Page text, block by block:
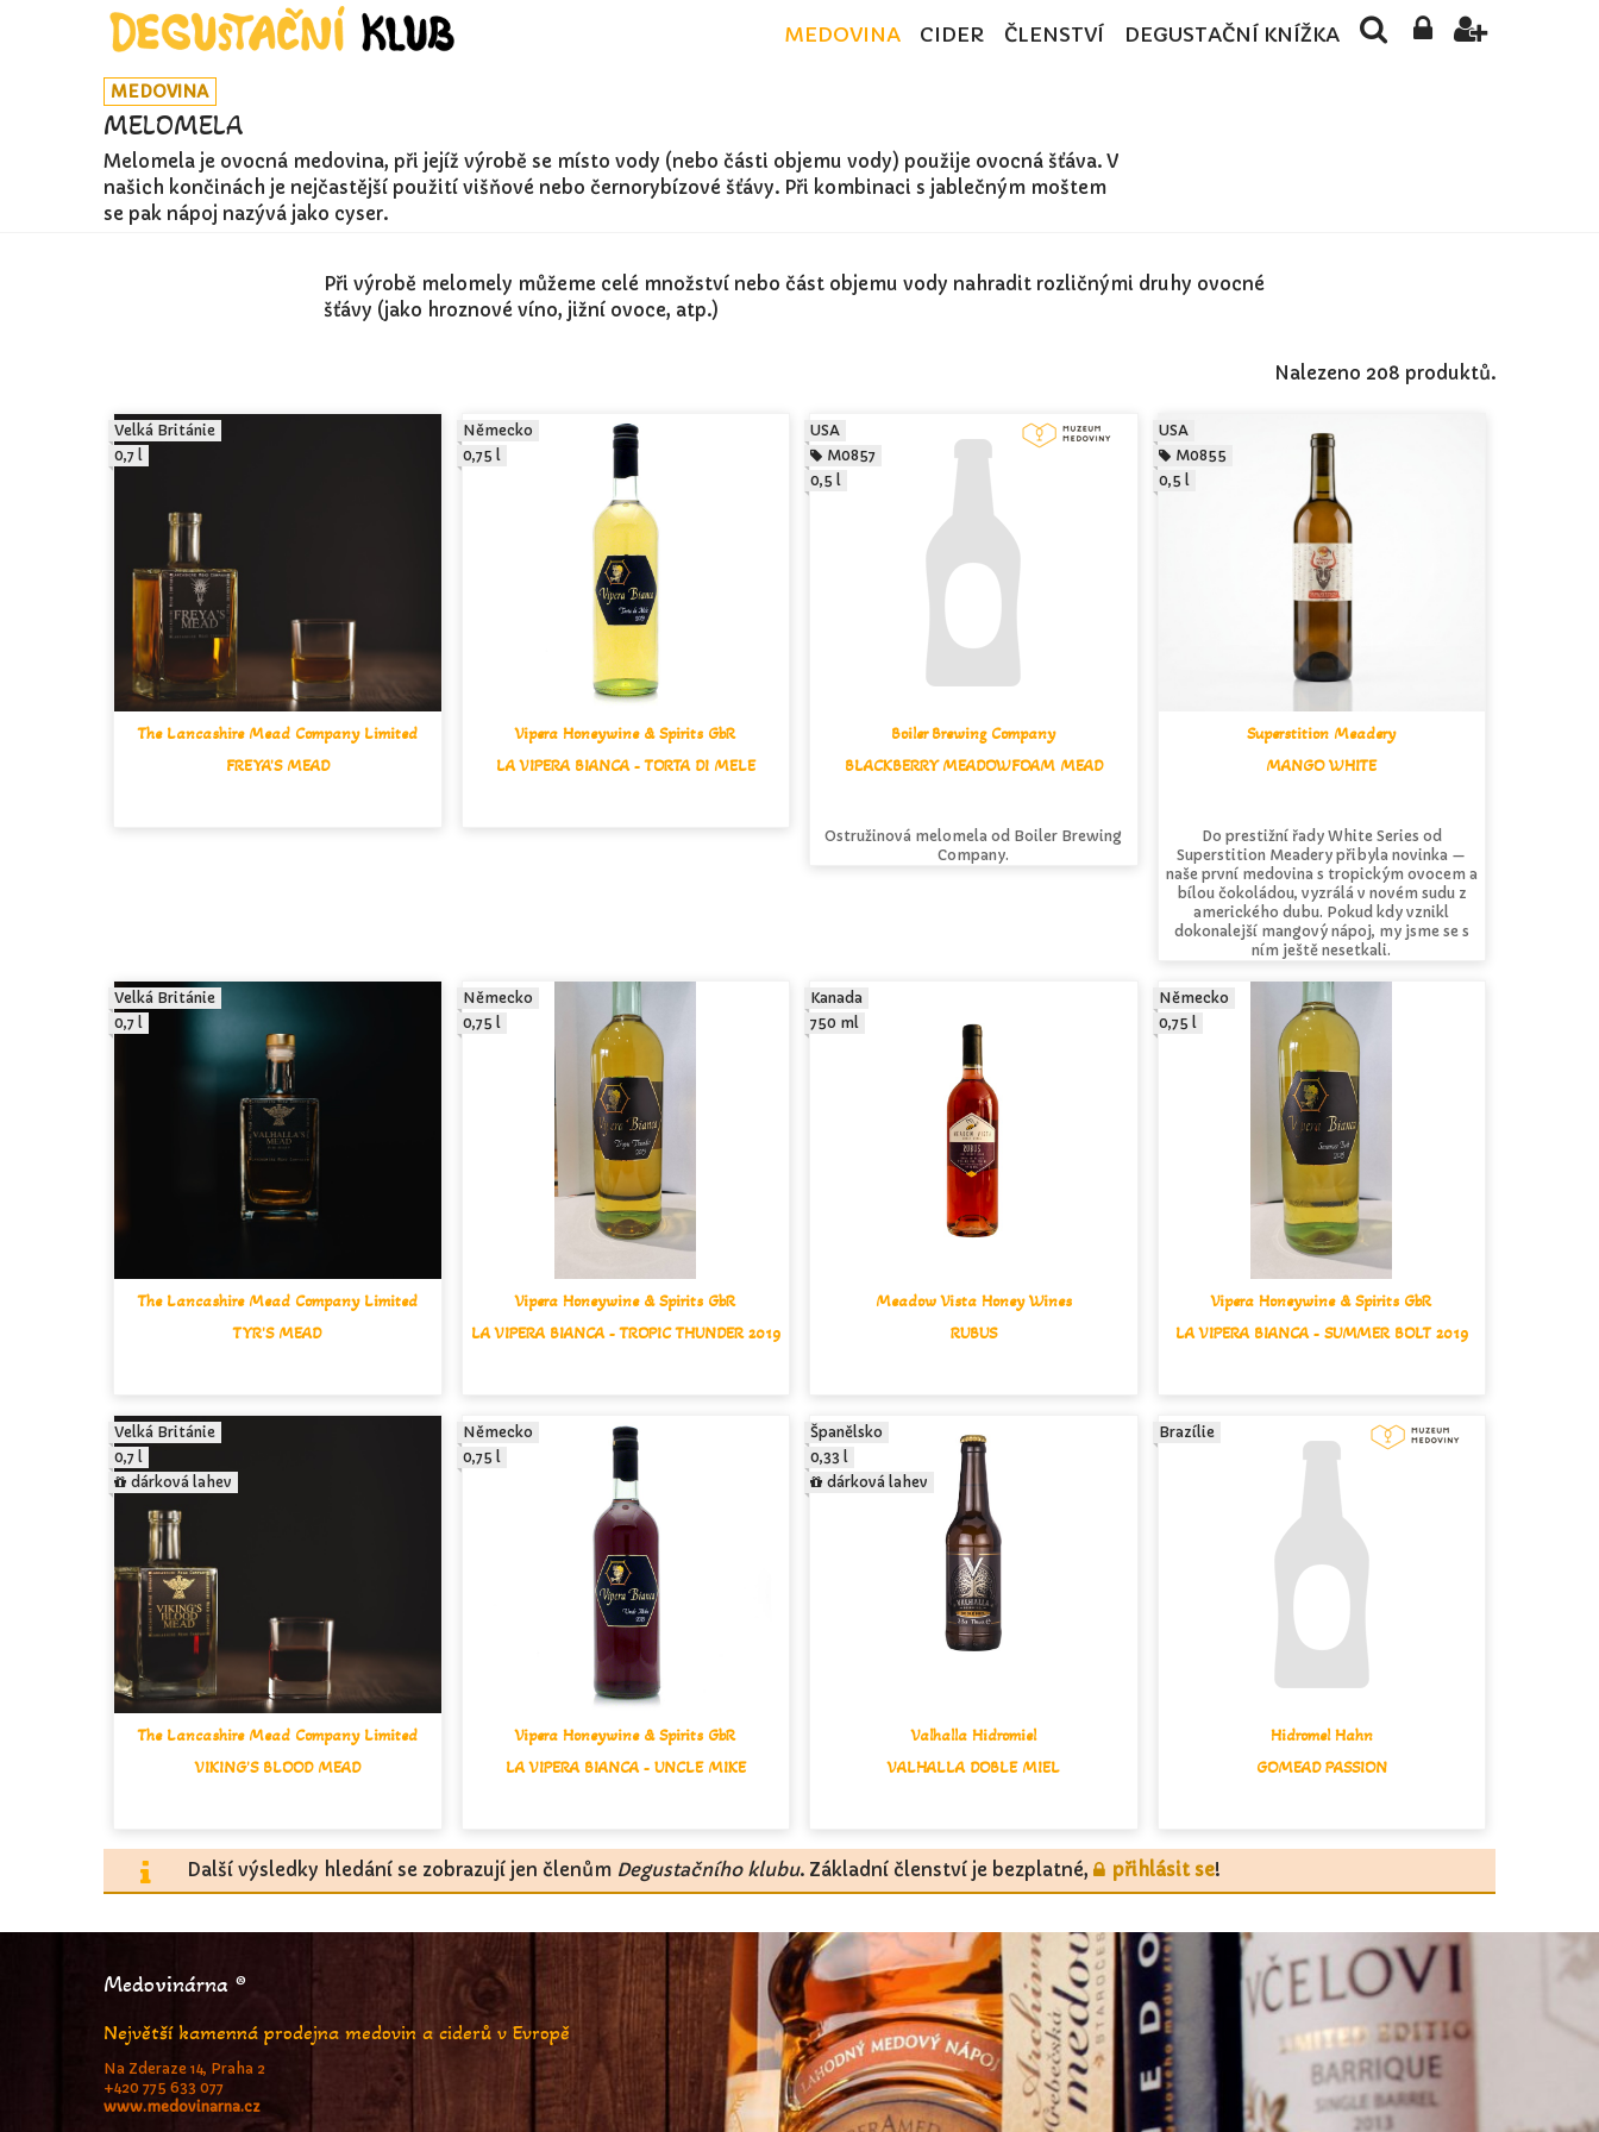
MEDOVINA CIDER ČLENSTVÍ DEGUSTAČNÍ KNÍŽKA
MEDOVINA
MELOMELA
Melomela je ovocná medovina, při jejíž výrobě se místo vody (nebo části objemu vody) použije ovocná šťáva. V
našich končinách je nejčastější použití višňové nebo černorybízové šťávy. Při kombinaci s jablečným moštem
se pak nápoj nazývá jako cyser.
Při výrobě melomely můžeme celé množství nebo část objemu vody nahradit rozličnými druhy ovocné
šťávy (jako hroznové víno, jižní ovoce, atp.)
Nalezeno 208 produktů.
The Lancashire Mead Company Limited
FREYA'S MEAD
Velká Británie
0,7 l
Vipera Honeywine & Spirits GbR
LA VIPERA BIANCA - TORTA DI MELE
Německo
0,75 l
Boiler Brewing Company
BLACKBERRY MEADOWFOAM MEAD
Ostružinová melomela od Boiler Brewing
Company.
USA
M0857
0,5 l
Superstition Meadery
MANGO WHITE
Do prestižní řady White Series od
Superstition Meadery přibyla novinka —
naše první medovina s tropickým ovocem a
bílou čokoládou, vyzrálá v novém sudu z
amerického dubu. Pokud kdy vznikl
dokonalejší mangový nápoj, my jsme se s
ním ještě nesetkali.
USA
M0855
0,5 l
The Lancashire Mead Company Limited
TYR'S MEAD
Velká Británie
0,7 l
Vipera Honeywine & Spirits GbR
LA VIPERA BIANCA - TROPIC THUNDER 2019
Německo
0,75 l
Meadow Vista Honey Wines
RUBUS
Kanada
750 ml
Vipera Honeywine & Spirits GbR
LA VIPERA BIANCA - SUMMER BOLT 2019
Německo
0,75 l
The Lancashire Mead Company Limited
VIKING'S BLOOD MEAD
Velká Británie
0,7 l
dárková lahev
Vipera Honeywine & Spirits GbR
LA VIPERA BIANCA - UNCLE MIKE
Německo
0,75 l
Valhalla Hidromiel
VALHALLA DOBLE MIEL
Španělsko
0,33 l
dárková lahev
Hidromel Hahn
GOMEAD PASSION
Brazílie
Další výsledky hledání se zobrazují jen členům Degustačního klubu. Základní členství je bezplatné, přihlásit se!
Medovinárna ®
Největší kamenná prodejna medovin a ciderů v Evropě
Na Zderaze 14, Praha 2
+420 775 633 077
www.medovinarna.cz